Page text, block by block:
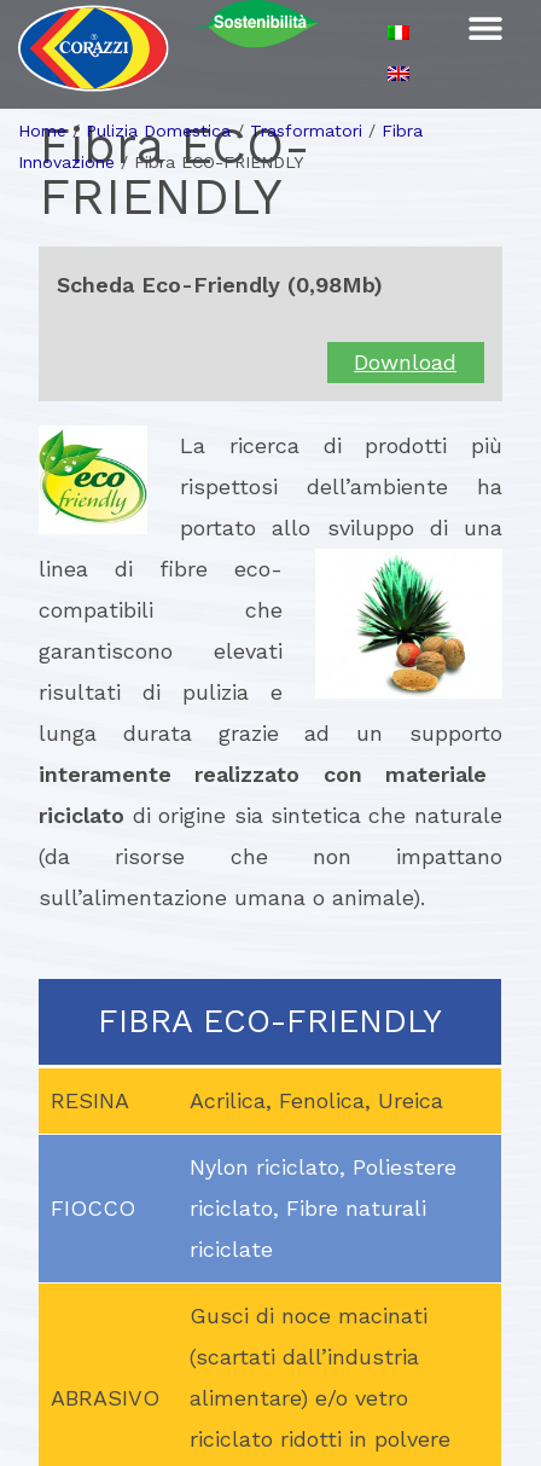
Home/ Pulizia Domestica/ Trasformatori / Fibra
Innovazione / Fibra ECO-FRIENDLY
Fibra ECO-
FRIENDLY
Scheda Eco-Friendly (0,98Mb)
Download
La ricerca di prodotti più
rispettosi dell’ambiente ha
portato allo sviluppo di una
linea di fibre eco-
compatibili che
garantiscono elevati
risultati di pulizia e
lunga durata grazie ad un supporto
interamente realizzato con materiale
riciclato di origine sia sintetica che naturale
(da risorse che non impattano
sull’alimentazione umana o animale).
FIBRA ECO-FRIENDLY
RESINA Acrilica, Fenolica, Ureica
FIOCCO
Nylon riciclato, Poliestere
riciclato, Fibre naturali
riciclate
ABRASIVO
Gusci di noce macinati
(scartati dall’industria
alimentare) e/o vetro
riciclato ridotti in polvere